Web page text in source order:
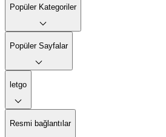
Popüler Kategoriler
Popüler Sayfalar
letgo
Resmi bağlantılar